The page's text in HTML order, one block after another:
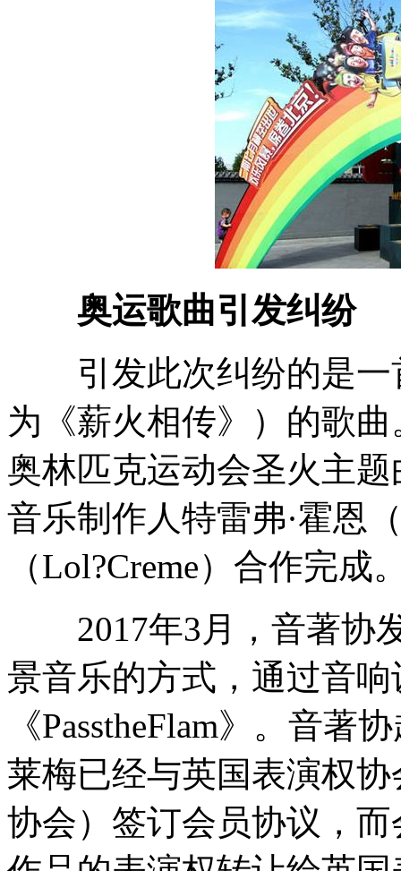
奥运歌曲引发纠纷
引发此次纠纷的是一
为《薪火相传》）的歌
奥林匹克运动会圣火主
音乐制作人特雷弗·霍恩
（Lol?Creme）合作完成
2017年3月，音著协
景音乐的方式，通过音
《PasstheFlam》。音著
莱梅已经与英国表演权
协会）签订会员协议，